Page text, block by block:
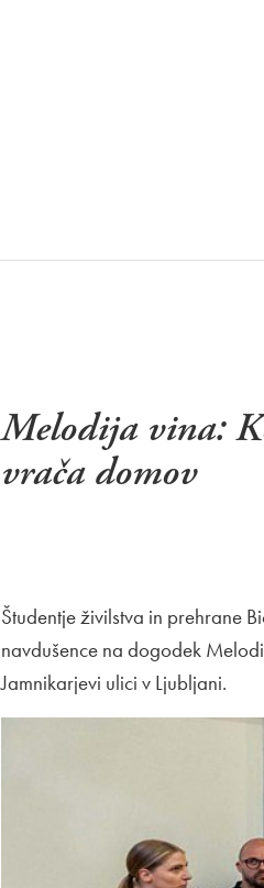
Melodija vina:
vrača domov
Študentje živilstva in prehrane
navdušence na dogodek
Jamnikarjevi ulici v Ljubljani.